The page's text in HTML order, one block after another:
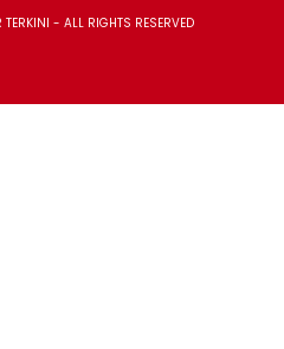
- ALL RIGHTS RESERVED